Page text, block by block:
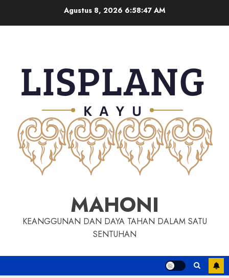
Agustus 8, 2026 6:58:48 AM
MAHONI
KEANGGUNAN DAN DAYA TAHAN DALAM SATU
SENTUHAN